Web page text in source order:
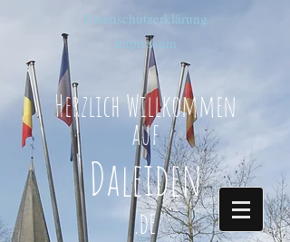
Impressum
Datenschutzerklärung
Herzlich Willkommen
auf
Daleiden
.de